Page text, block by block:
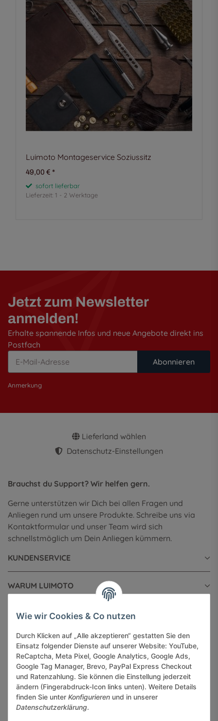
Luimoto Montageservice Soziussitz
49,00 € *
sofort lieferbar
Lieferzeit: 1 - 2 Werktage
Jetzt zum Newsletter
anmelden!
Erhalte spannende Infos und neue Angebote direkt ins
Postfach
Abonnieren
Anmerkung
Lieferland wählen
Datenschutz-Einstellungen
Brauchst du Support? Wir helfen gern.
Gerne unterstützen wir Dich bei allen Fragen und
Anliegen rund um unsere Produkte. Schreibe uns via
Kontaktformular und unser Team wird sich
schnellstmöglich um Dein Anliegen kümmern.
KUNDENSERVICE
WARUM LUIMOTO
INFORMATIONEN
GESETZLICHE INFORMATIONEN
Sicher bezahlen via:
Wie wir Cookies & Co nutzen
Durch Klicken auf „Alle akzeptieren“ gestatten Sie den
Einsatz folgender Dienste auf unserer Website: YouTube,
ReCaptcha, Meta Pixel, Google Analytics, Google Ads,
Google Tag Manager, Brevo, PayPal Express Checkout
und Ratenzahlung. Sie können die Einstellung jederzeit
ändern (Fingerabdruck-Icon links unten). Weitere Details
finden Sie unter Konfigurieren und in unserer
Datenschutzerklärung.